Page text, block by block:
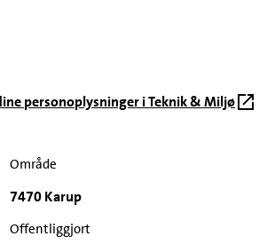
personoplysninger i Teknik & Miljø
Område
7470 Karup
Offentliggjort